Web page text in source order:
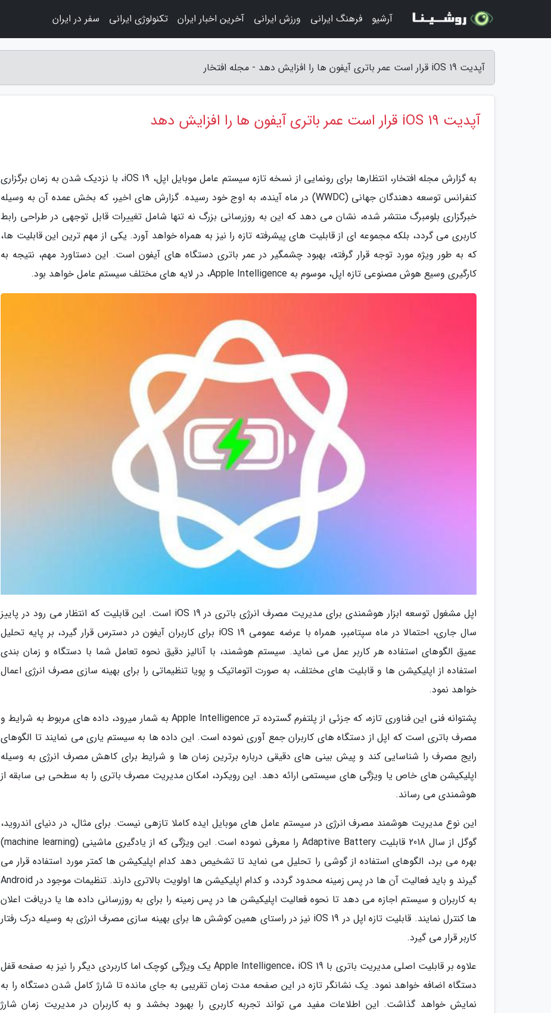
آپدیت iOS 19 قرار است عمر باتری آیفون ها را افزایش دهد - مجله افتخار
آپدیت iOS 19 قرار است عمر باتری آیفون ها را افزایش دهد
به گزارش مجله افتخار، انتظارها برای رونمایی از نسخه تازه سیستم عامل موبایل اپل، iOS 19، با نزدیک شدن به زمان برگزاری
کنفرانس توسعه دهندگان جهانی (WWDC) در ماه آینده، به اوج خود رسیده. گزارش های اخیر، که بخش عمده آن به وسیله
خبرگزاری بلومبرگ منتشر شده، نشان می دهد که این به روزرسانی بزرگ نه تنها شامل تغییرات قابل توجهی در طراحی رابط
کاربری می گردد، بلکه مجموعه ای از قابلیت های پیشرفته تازه را نیز به همراه خواهد آورد. یکی از مهم ترین این قابلیت ها،
که به طور ویژه مورد توجه قرار گرفته، بهبود چشمگیر در عمر باتری دستگاه های آیفون است. این دستاورد مهم، نتیجه به
کارگیری وسیع هوش مصنوعی تازه اپل، موسوم به Apple Intelligence، در لایه های مختلف سیستم عامل خواهد بود.
اپل مشغول توسعه ابزار هوشمندی برای مدیریت مصرف انرژی باتری در iOS 19 است. این قابلیت که انتظار می رود در پاییز
سال جاری، احتمالا در ماه سپتامبر، همراه با عرضه عمومی iOS 19 برای کاربران آیفون در دسترس قرار گیرد، بر پایه تحلیل
عمیق الگوهای استفاده هر کاربر عمل می نماید. سیستم هوشمند، با آنالیز دقیق نحوه تعامل شما با دستگاه و زمان بندی
استفاده از اپلیکیشن ها و قابلیت های مختلف، به صورت اتوماتیک و پویا تنظیماتی را برای بهینه سازی مصرف انرژی اعمال
خواهد نمود.
پشتوانه فنی این فناوری تازه، که جزئی از پلتفرم گسترده تر Apple Intelligence به شمار میرود، داده های مربوط به شرایط و
مصرف باتری است که اپل از دستگاه های کاربران جمع آوری نموده است. این داده ها به سیستم یاری می نمایند تا الگوهای
رایج مصرف را شناسایی کند و پیش بینی های دقیقی درباره برترین زمان ها و شرایط برای کاهش مصرف انرژی به وسیله
اپلیکیشن های خاص یا ویژگی های سیستمی ارائه دهد. این رویکرد، امکان مدیریت مصرف باتری را به سطحی بی سابقه از
هوشمندی می رساند.
این نوع مدیریت هوشمند مصرف انرژی در سیستم عامل های موبایل ایده کاملا تازهی نیست. برای مثال، در دنیای اندروید،
گوگل از سال 2018 قابلیت Adaptive Battery را معرفی نموده است. این ویژگی که از یادگیری ماشینی (machine learning)
بهره می برد، الگوهای استفاده از گوشی را تحلیل می نماید تا تشخیص دهد کدام اپلیکیشن ها کمتر مورد استفاده قرار می
گیرند و باید فعالیت آن ها در پس زمینه محدود گردد، و کدام اپلیکیشن ها اولویت بالاتری دارند. تنظیمات موجود در Android
به کاربران و سیستم اجازه می دهد تا نحوه فعالیت اپلیکیشن ها در پس زمینه را برای به روزرسانی داده ها یا دریافت اعلان
ها کنترل نمایند. قابلیت تازه اپل در iOS 19 نیز در راستای همین کوشش ها برای بهینه سازی مصرف انرژی به وسیله درک رفتار
کاربر قرار می گیرد.
علاوه بر قابلیت اصلی مدیریت باتری با Apple Intelligence، iOS 19 یک ویژگی کوچک اما کاربردی دیگر را نیز به صفحه قفل
دستگاه اضافه خواهد نمود. یک نشانگر تازه در این صفحه مدت زمان تقریبی به جای مانده تا شارژ کامل شدن دستگاه را به
نمایش خواهد گذاشت. این اطلاعات مفید می تواند تجربه کاربری را بهبود بخشد و به کاربران در مدیریت زمان شارژ
آرشیو فرهنگ ایرانی ورزش ایرانی آخرین اخبار ایران تکنولوژی ایرانی سفر در ایران